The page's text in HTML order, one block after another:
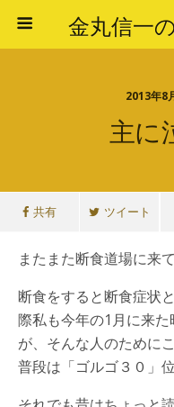
金丸信一
2013年8
主に
共有 ツイート
またまた断食道場に来て
断食をすると断食症状
際私も今年の1月に来
が、そんな人のために
普段は「ゴルゴ３０」